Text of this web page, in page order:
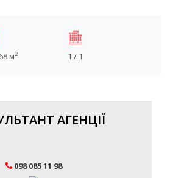
м2 1 / 1
АГЕНЦІЇ
098 085 11 98